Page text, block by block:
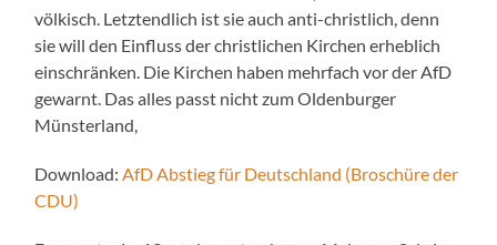
völkisch. Letztendlich ist sie auch anti-christlich, denn
sie will den Einfluss der christlichen Kirchen erheblich
einschränken. Die Kirchen haben mehrfach vor der AfD
gewarnt. Das alles passt nicht zum Oldenburger
Münsterland,
Download:AfD Abstieg für Deutschland (Broschüre der
CDU)